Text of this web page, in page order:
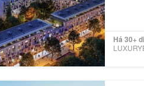
Há 30+